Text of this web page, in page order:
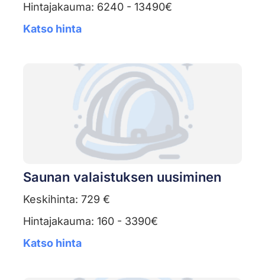
Hintajakauma: 6240 - 13490€
Katso hinta
Saunan valaistuksen uusiminen
Keskihinta: 729 €
Hintajakauma: 160 - 3390€
Katso hinta